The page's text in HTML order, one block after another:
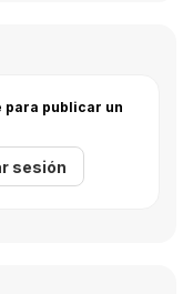
para publicar un
sesión